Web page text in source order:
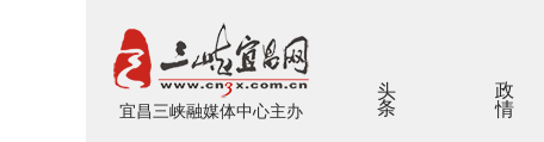
宜昌三峡融媒体中心主办
头条 政情